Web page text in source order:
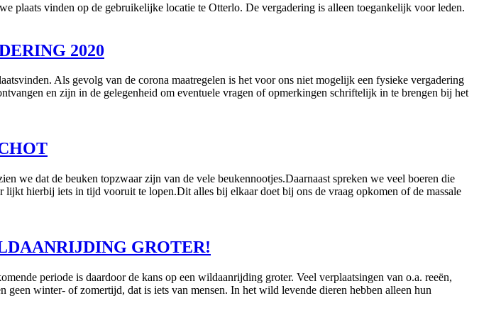
plaats vinden op de gebruikelijke locatie te Otterlo. De vergadering is alleen toegankelijk voor leden.
2020
Als gevolg van de corona maatregelen is het voor ons niet mogelijk een fysieke vergadering
en zijn in de gelegenheid om eventuele vragen of opmerkingen schriftelijk in te brengen bij het
we dat de beuken topzwaar zijn van de vele beukennootjes.Daarnaast spreken we veel boeren die
hierbij iets in tijd vooruit te lopen.Dit alles bij elkaar doet bij ons de vraag opkomen of de massale
GROTER!
periode is daardoor de kans op een wildaanrijding groter. Veel verplaatsingen van o.a. reeën,
winter- of zomertijd, dat is iets van mensen. In het wild levende dieren hebben alleen hun